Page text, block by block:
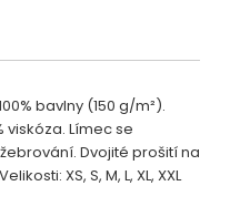
bavlny (150 g/m²).
viskóza. Límec se
Dvojité prošití na
XS, S, M, L, XL, XXL